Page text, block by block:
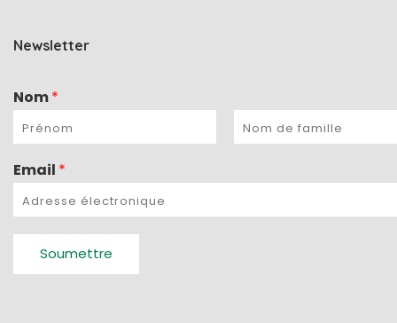
Newsletter
Nom*
Email *
Soumettre